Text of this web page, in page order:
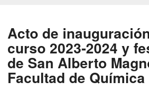
Acto de
curso 2023-2024 y
de San Alberto
Facultad de Química